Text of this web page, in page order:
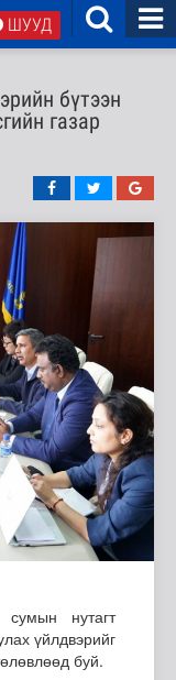
ШУУД
бүтээн
газар
сумын нутагт
үйлдвэрийг
буй.